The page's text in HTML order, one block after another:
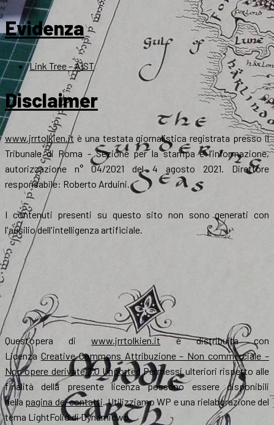
Evidenza
Link Tree – AIST
Disclaimer
www.jrrtolkien.it è una testata giornalistica registrata presso il
Tribunale di Roma - Sezione per la stampa e l’informazione,
autorizzazione n° 04/2021 del 4 agosto 2021. Direttore
responsabile: Roberto Arduini.
I contenuti presenti su questo sito non sono generati con
l'ausilio dell'intelligenza artificiale.
Quest’opera diwww.jrrtolkien.it è distribuita con
Licenza Creative Commons Attribuzione – Non commerciale –
Non opere derivate 3.0 UnportedPermessi ulteriori rispetto alle
finalità della presente licenza possono essere disponibili
nella pagina dei contatti. Utilizziamo WP e una rielaborazione del
tema LightFolio di Dynamicwp.